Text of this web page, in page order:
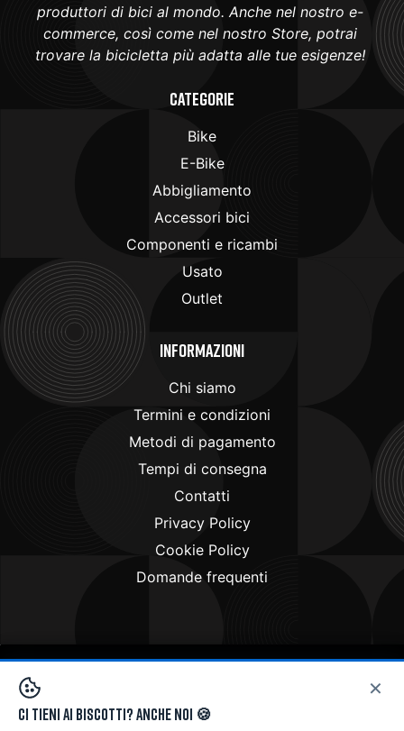
produttori di bici al mondo. Anche nel nostro e-
commerce, così come nel nostro Store, potrai
trovare la bicicletta più adatta alle tue esigenze!
Categorie
Bike
E-Bike
Abbigliamento
Accessori bici
Componenti e ricambi
Usato
Outlet
Informazioni
Chi siamo
Termini e condizioni
Metodi di pagamento
Tempi di consegna
Contatti
Privacy Policy
Cookie Policy
Domande frequenti
Copyright © 2024 . All rights reserved
×
Ci tieni ai biscotti? Anche noi 🍪